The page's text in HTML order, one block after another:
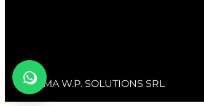
ANDIMA W.P. SOLUTIONS SRL